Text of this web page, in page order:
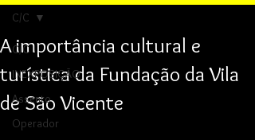
C/C
INEXPOSIÇÃO
Assento
Operador
C/C
A importância cultural e
turística da Fundação da Vila
de São Vicente